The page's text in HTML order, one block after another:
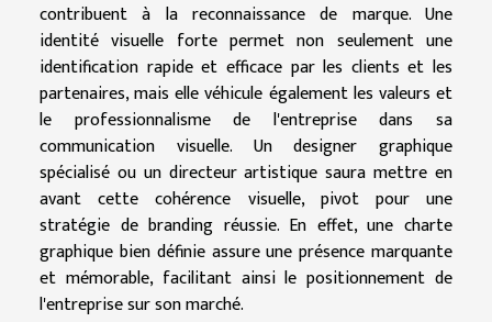
contribuent à la reconnaissance de marque. Une
identité visuelle forte permet non seulement une
identification rapide et efficace par les clients et les
partenaires, mais elle véhicule également les valeurs et
le professionnalisme de l'entreprise dans sa
communication visuelle. Un designer graphique
spécialisé ou un directeur artistique saura mettre en
avant cette cohérence visuelle, pivot pour une
stratégie de branding réussie. En effet, une charte
graphique bien définie assure une présence marquante
et mémorable, facilitant ainsi le positionnement de
l'entreprise sur son marché.